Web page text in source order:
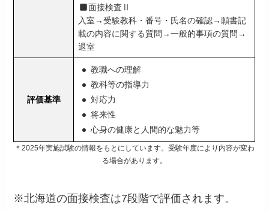
面接検査Ⅱ
入室→受験教科・番号・氏名の確認→願書記
載の内容に関する質問→一般的事項の質問→
退室
評価基準
教職への理解
教科等の指導力
対応力
将来性
心身の健康と人間的な魅力等
＊2025年実施試験の情報をもとにしています。受験年度により内容が変わ
る場合があります。
※北海道の面接検査は7段階で評価されます。